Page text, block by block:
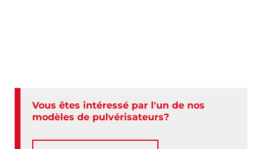
Vous êtes intéressé par l'un de nos
modèles de pulvérisateurs?